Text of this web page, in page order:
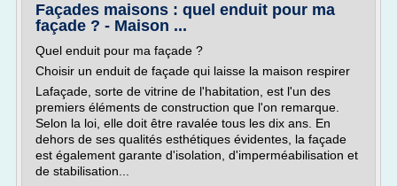
Façades maisons : quel enduit pour ma
façade ? - Maison ...
Quel enduit pour ma façade ?
Choisir un enduit de façade qui laisse la maison respirer
Lafaçade, sorte de vitrine de l'habitation, est l'un des
premiers éléments de construction que l'on remarque.
Selon la loi, elle doit être ravalée tous les dix ans. En
dehors de ses qualités esthétiques évidentes, la façade
est également garante d'isolation, d'imperméabilisation et
de stabilisation...